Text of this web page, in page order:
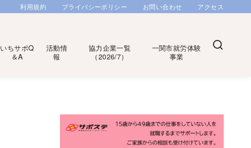
利用規約 プライバシーポリシー お問い合わせ アクセス
いちサポQ
＆A
活動情
報
協力企業一覧
（2026/7）
一関市就労体験
事業